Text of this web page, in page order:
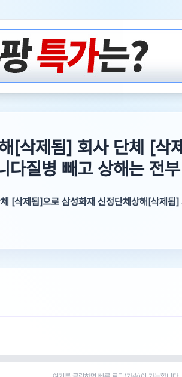
[삭제됨] 회사 단체 [삭
다질병 빼고 상해는 전
[삭제됨]으로 삼성화재 신정단체상해[삭제됨